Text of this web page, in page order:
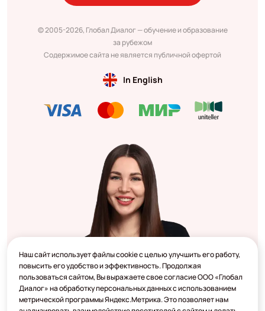
© 2005-2026, Глобал Диалог — обучение и образование
за рубежом
Содержимое сайта не является публичной офертой
In English
Наш сайт использует файлы cookie с целью улучшить его работу,
повысить его удобство и эффективность. Продолжая
пользоваться сайтом, Вы выражаете свое согласие ООО «Глобал
Диалог» на обработку персональных данных с использованием
метрической программы Яндекс.Метрика. Это позволяет нам